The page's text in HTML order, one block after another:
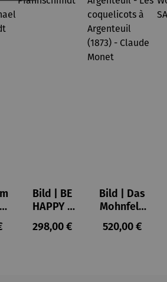
|
Preis:
Bild | BE
HAPPY –
Michael
Pfannsch
Regulärer Preis:
298,00 €
Bild | Das
Mohnfeld
bei
Argenteuil
Regulärer
520,00 €